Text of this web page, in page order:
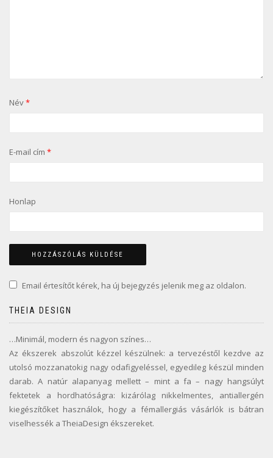
Név*
E-mail cím *
Honlap
Email értesítőt kérek, ha új bejegyzés jelenik meg az oldalon.
THEIA DESIGN
…Minimál, modern és nagyon színes…
Az ékszerek abszolút kézzel készülnek: a tervezéstől kezdve az
utolsó mozzanatokig nagy odafigyeléssel, egyedileg készül minden
darab. A natúr alapanyag mellett – mint a fa – nagy hangsúlyt
fektetek a hordhatóságra: kizárólag nikkelmentes, antiallergén
kiegészítőket használok, hogy a fémallergiás vásárlók is bátran
viselhessék a TheiaDesign ékszereket.